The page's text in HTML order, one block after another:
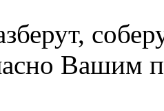
Вашим